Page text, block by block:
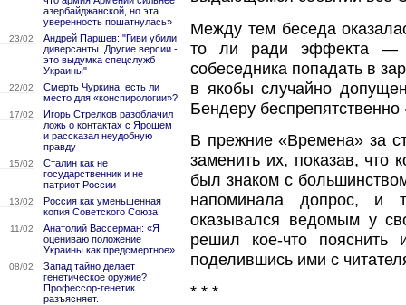
азербайджанской, но эта
уверенность пошатнулась»
23/02
Андрей Паршев: "Гиви убили
диверсанты. Другие версии -
это выдумка спецслужб
Украины"
22/02
Смерть Чуркина: есть ли
место для «конспирологии»?
17/02
Игорь Стрелков разоблачил
ложь о контактах с Ярошем
и рассказал неудобную
правду
15/02
Сталин как не
государственник и не
патриот России
13/02
Россия как уменьшенная
копия Советского Союза
11/02
Анатолий Вассерман: «Я
оцениваю положение
Украины как предсмертное»
08/02
Запад тайно делает
генетическое оружие?
Профессор-генетик
разъясняет.
Между тем беседа
то ли ради эффекта —
собеседника попадать в
в якобы случайно
Бендеру беспрепятственно
В прежние «Времена» за
заменить их, показав,
был знаком с
напоминала допрос, и
оказывался ведомым у
решил кое-что пояснить
поделившись ими с
* * *